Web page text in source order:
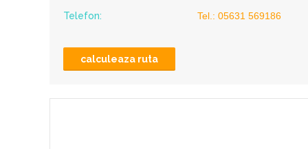
Telefon: Tel.: 05631 569186
calculeaza ruta